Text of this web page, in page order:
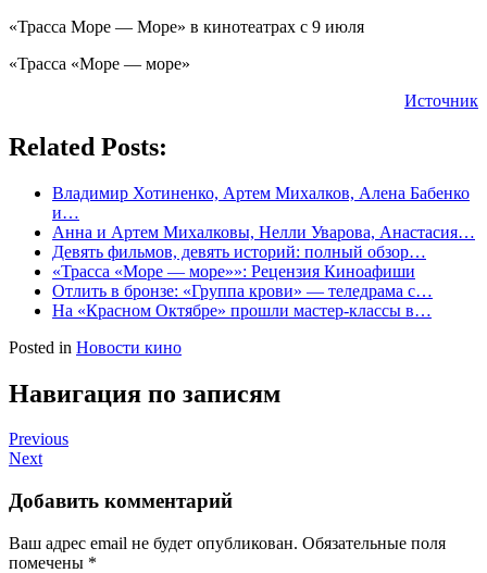
«Трасса Море — Море» в кинотеатрах с 9 июля
«Трасса «Море — море»
Источник
Related Posts:
Владимир Хотиненко, Артем Михалков, Алена Бабенко
и…
Анна и Артем Михалковы, Нелли Уварова, Анастасия…
Девять фильмов, девять историй: полный обзор…
«Трасса «Море — море»»: Рецензия Киноафиши
Отлить в бронзе: «Группа крови» — теледрама с…
На «Красном Октябре» прошли мастер-классы в…
Posted in Новости кино
Навигация по записям
Previous
Next
Добавить комментарий
Ваш адрес email не будет опубликован. Обязательные поля
помечены *